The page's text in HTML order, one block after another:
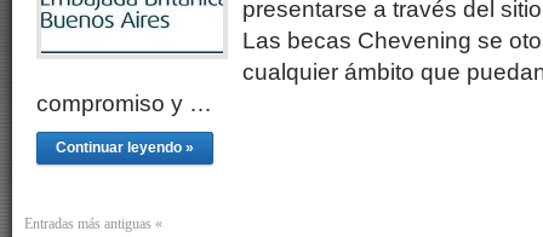
presentarse a través del
Las becas Chevening se
cualquier ámbito que
compromiso y …
Continuar leyendo »
Entradas más antiguas «